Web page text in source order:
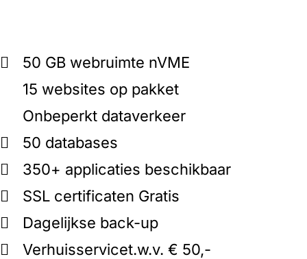
50 GB webruimte nVME
15 websites op pakket
Onbeperkt dataverkeer
50 databases
350+ applicaties beschikbaar
SSL certificaten Gratis
Dagelijkse back-up
Verhuisservicet.w.v. € 50,-